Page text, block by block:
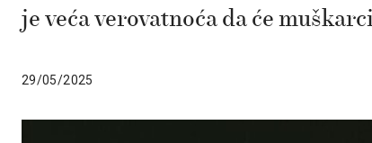
je veća verovatnoća da će
29/05/2025